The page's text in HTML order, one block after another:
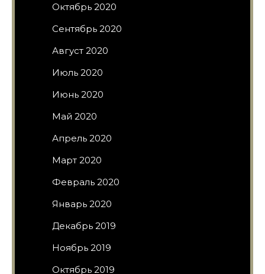
Октябрь 2020
Сентябрь 2020
Август 2020
Июль 2020
Июнь 2020
Май 2020
Апрель 2020
Март 2020
Февраль 2020
Январь 2020
Декабрь 2019
Ноябрь 2019
Октябрь 2019